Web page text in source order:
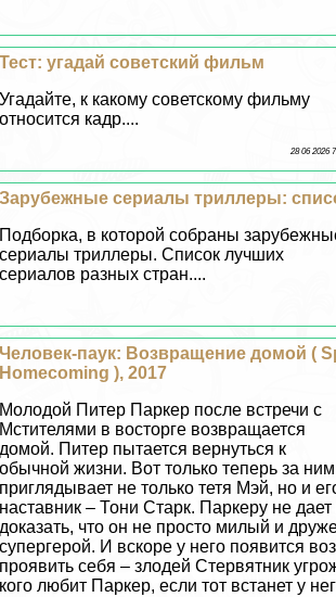
Тест: угадай советский фильм
Угадайте, к какому советскому фильму
относится кадр....
28 06 2026
Зарубежные сериалы триллеры:
Подборка, в которой собраны
сериалы триллеры. Список лучших
сериалов разных стран....
Человек-паук: Возвращение домой (
Homecoming ), 2017
Молодой Питер Паркер после встречи с
Мстителями в восторге возвращается
домой. Питер пытается вернуться к
обычной жизни. Вот только теперь за ним
приглядывает не только тетя Мэй, но и
наставник – Тони Старк. Паркеру не
доказать, что он не просто милый и
супергерой. И вскоре у него появится
проявить себя – злодей Cтepвятник
кого любит Паркер, если тот встанет у